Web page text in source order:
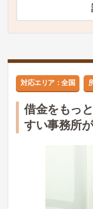
対応エリア：全国
借金をもっ
すい事務所